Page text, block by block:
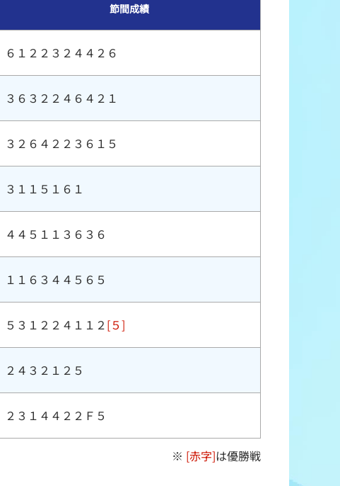
節間成績
６１２２３２４４２６
３６３２２４６４２１
３２６４２２３６１５
３１１５１６１
４４５１１３６３６
１１６３４４５６５
５３１２２４１１２ [５]
２４３２１２５
２３１４４２２Ｆ５
※ [赤字]は優勝戦